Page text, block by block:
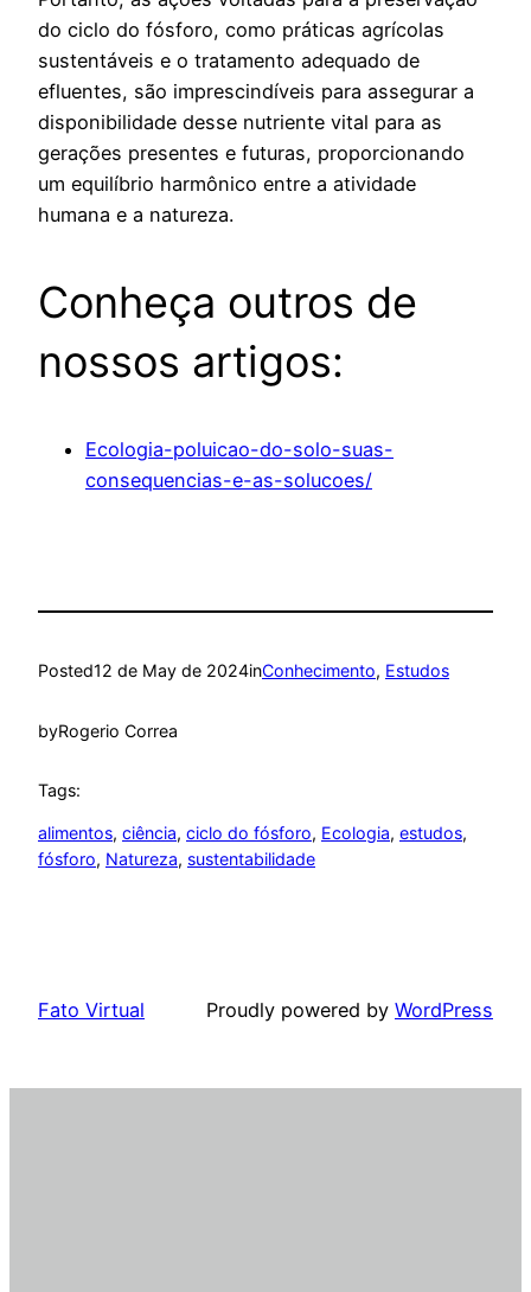
do ciclo do fósforo, como práticas agrícolas
sustentáveis e o tratamento adequado de
efluentes, são imprescindíveis para assegurar a
disponibilidade desse nutriente vital para as
gerações presentes e futuras, proporcionando
um equilíbrio harmônico entre a atividade
humana e a natureza.
Conheça outros de
nossos artigos:
Ecologia-poluicao-do-solo-suas-
consequencias-e-as-solucoes/
Posted12 de May de 2024inConhecimento, Estudos
byRogerio Correa
Tags:
alimentos, ciência, ciclo do fósforo, Ecologia, estudos
fósforo, Natureza, sustentabilidade
Fato Virtual Proudly powered by WordPress